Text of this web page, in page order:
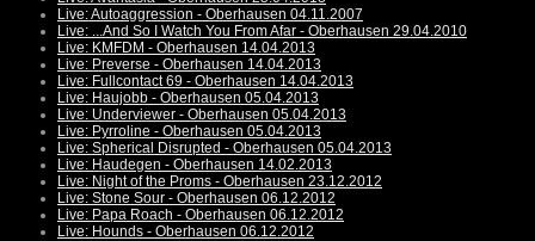
Live: Autoaggression - Oberhausen 04.11.2007
Live: ...And So I Watch You From Afar - Oberhausen 29.04.2010
Live: KMFDM - Oberhausen 14.04.2013
Live: Preverse - Oberhausen 14.04.2013
Live: Fullcontact 69 - Oberhausen 14.04.2013
Live: Haujobb - Oberhausen 05.04.2013
Live: Underviewer - Oberhausen 05.04.2013
Live: Pyrroline - Oberhausen 05.04.2013
Live: Spherical Disrupted - Oberhausen 05.04.2013
Live: Haudegen - Oberhausen 14.02.2013
Live: Night of the Proms - Oberhausen 23.12.2012
Live: Stone Sour - Oberhausen 06.12.2012
Live: Papa Roach - Oberhausen 06.12.2012
Live: Hounds - Oberhausen 06.12.2012